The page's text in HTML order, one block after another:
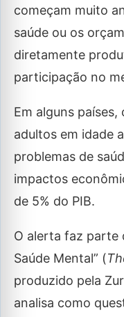
começam muito
saúde ou os
diretamente
participação no
Em alguns
adultos em idade
problemas de
impactos
de 5% do PIB.
O alerta faz parte
Saúde Mental” (
produzido pela
analisa como